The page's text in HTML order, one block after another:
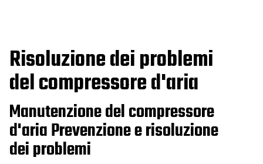
Risoluzione dei problemi
del compressore d'aria
Manutenzione del compressore
d'aria Prevenzione e risoluzione
dei problemi